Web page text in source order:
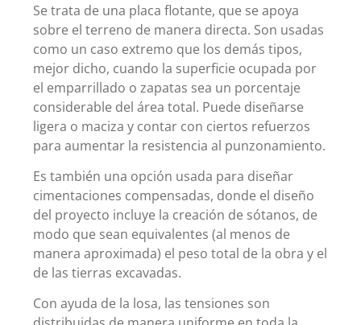
Se trata de una placa flotante, que se apoya
sobre el terreno de manera directa. Son usadas
como un caso extremo que los demás tipos,
mejor dicho, cuando la superficie ocupada por
el emparrillado o zapatas sea un porcentaje
considerable del área total. Puede diseñarse
ligera o maciza y contar con ciertos refuerzos
para aumentar la resistencia al punzonamiento.
Es también una opción usada para diseñar
cimentaciones compensadas, donde el diseño
del proyecto incluye la creación de sótanos, de
modo que sean equivalentes (al menos de
manera aproximada) el peso total de la obra y el
de las tierras excavadas.
Con ayuda de la losa, las tensiones son